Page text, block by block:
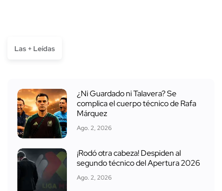
Las + Leídas
¿Ni Guardado ni Talavera? Se
complica el cuerpo técnico de Rafa
Márquez
Ago. 2, 2026
¡Rodó otra cabeza! Despiden al
segundo técnico del Apertura 2026
Ago. 2, 2026